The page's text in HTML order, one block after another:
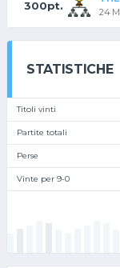
300pt.
24
STATISTICHE
Titoli vinti
Partite totali
Perse
Vinte per 9-0